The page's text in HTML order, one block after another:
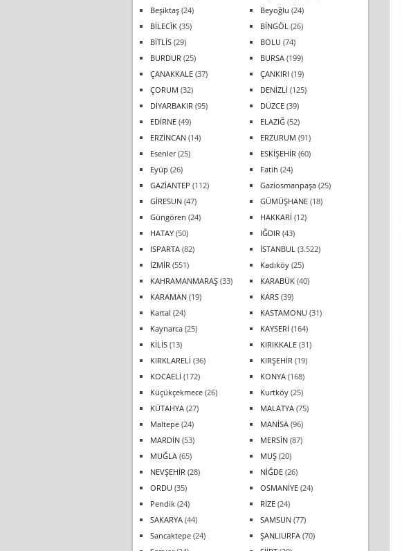
Beşiktaş (24) Beyoğlu (24)
BİLECİK (35) BİNGÖL (26)
BİTLİS (29) BOLU (74)
BURDUR (25) BURSA (199)
ÇANAKKALE (37) ÇANKIRI (19)
ÇORUM (32) DENİZLİ (125)
DİYARBAKIR (95) DÜZCE (39)
EDİRNE (49) ELAZIĞ (52)
ERZİNCAN (14) ERZURUM (91)
Esenler(25) ESKİŞEHİR (60)
Eyüp (26) Fatih (24)
GAZİANTEP (112) Gaziosmanpaşa (25)
GİRESUN (47) GÜMÜŞHANE (18)
Güngören (24) HAKKARİ (12)
HATAY (50) IĞDIR (43)
ISPARTA (82) İSTANBUL (3.522)
İZMİR (551) Kadıköy (25)
KAHRAMANMARAŞ (33) KARABÜK (40)
KARAMAN (19) KARS (39)
Kartal (24) KASTAMONU (31)
Kaynarca (25) KAYSERİ (164)
KİLİS (13) KIRIKKALE (31)
KIRKLARELİ (36) KIRŞEHİR (19)
KOCAELİ (172) KONYA (168)
Küçükçekmece (26) Kurtköy (25)
KÜTAHYA (27) MALATYA (75)
Maltepe (24) MANİSA (96)
MARDİN (53) MERSİN (87)
MUĞLA (65) MUŞ (20)
NEVŞEHİR (28) NİĞDE (26)
ORDU (35) OSMANİYE (24)
Pendik (24) RİZE (24)
SAKARYA (44) SAMSUN (77)
Sancaktepe (24) ŞANLIURFA (70)